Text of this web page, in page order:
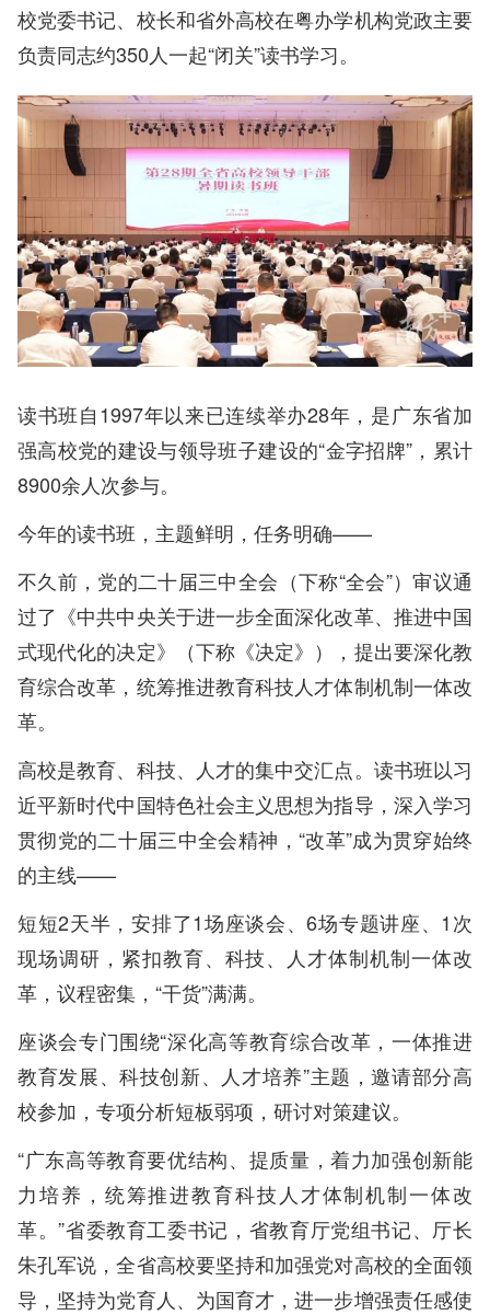
校党委书记、校长和省外高校在粤办学机构党政主要
负责同志约350人一起“闭关”读书学习。
读书班自1997年以来已连续举办28年，是广东省加
强高校党的建设与领导班子建设的“金字招牌”，累计
8900余人次参与。
今年的读书班，主题鲜明，任务明确——
不久前，党的二十届三中全会（下称“全会”）审议通
过了《中共中央关于进一步全面深化改革、推进中国
式现代化的决定》（下称《决定》），提出要深化教
育综合改革，统筹推进教育科技人才体制机制一体改
革。
高校是教育、科技、人才的集中交汇点。读书班以习
近平新时代中国特色社会主义思想为指导，深入学习
贯彻党的二十届三中全会精神，“改革”成为贯穿始终
的主线——
短短2天半，安排了1场座谈会、6场专题讲座、1次
现场调研，紧扣教育、科技、人才体制机制一体改
革，议程密集，“干货”满满。
座谈会专门围绕“深化高等教育综合改革，一体推进
教育发展、科技创新、人才培养”主题，邀请部分高
校参加，专项分析短板弱项，研讨对策建议。
“广东高等教育要优结构、提质量，着力加强创新能
力培养，统筹推进教育科技人才体制机制一体改
革。”省委教育工委书记，省教育厅党组书记、厅长
朱孔军说，全省高校要坚持和加强党对高校的全面领
导，坚持为党育人、为国育才，进一步增强责任感使